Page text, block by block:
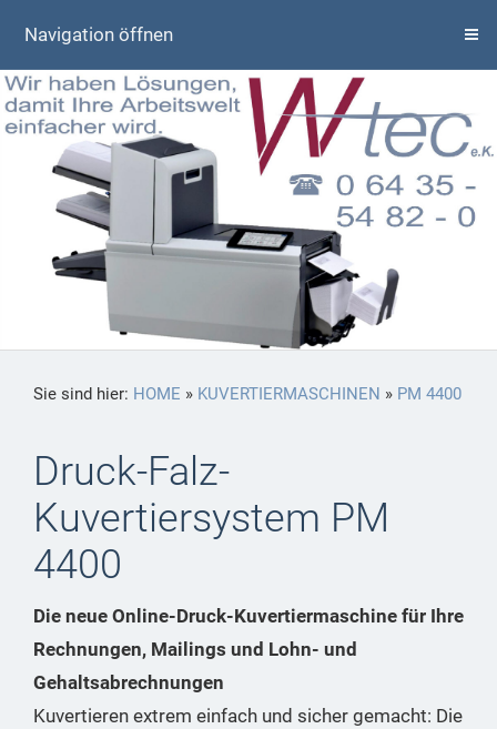
Navigation öffnen
Sie sind hier: HOME » KUVERTIERMASCHINEN » PM 4400
Druck-Falz-
Kuvertiersystem PM
4400
Die neue Online-Druck-Kuvertiermaschine für Ihre
Rechnungen, Mailings und Lohn- und
Gehaltsabrechnungen
Kuvertieren extrem einfach und sicher gemacht: Die